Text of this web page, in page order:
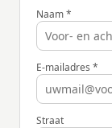
Naam *
E-mailadres *
Straat